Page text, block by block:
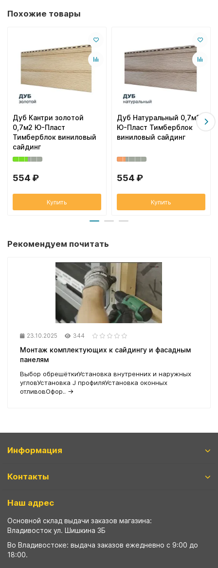
Похожие товары
Дуб Кантри золотой
0,7м2 Ю-Пласт
Тимберблок виниловый
сайдинг
554 ₽
Купить
Дуб Натуральный 0,7м2
Ю-Пласт Тимберблок
виниловый сайдинг
554 ₽
Купить
Рекомендуем почитать
23.10.2025 344
Монтаж комплектующих к сайдингу и фасадным
панелям
Выбор обрешёткиУстановка внутренних и наружных
угловУстановка J профиляУстановка оконных
отливовОфор.. →
Информация
Контакты
Наш адрес
Основной склад выдачи заказов магазина:
Владивосток ул. Шишкина 3Б
Во Владивостоке: выдача заказов ежедневно с 9:00 до
18:00.